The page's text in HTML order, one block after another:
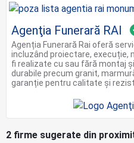
Agenţia Funerară RAI
Agenția Funerară Rai oferă
incluzând proiectare, execuție,
fi realizate cu sau fără montaj
durabile precum granit,
garanție pentru calitate și
2 firme sugerate din